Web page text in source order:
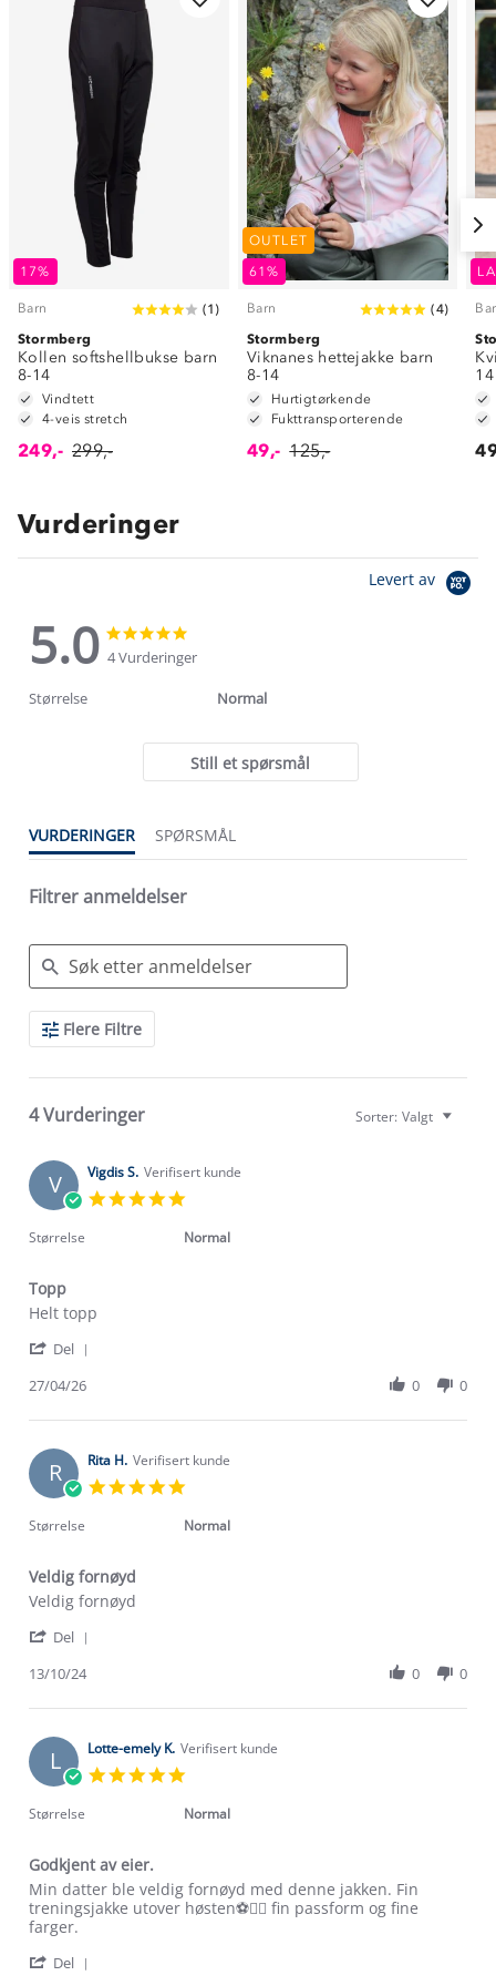
17%
Barn (1 )
Stormberg
Kollen softshellbukse barn
8-14
Vindtett
4-veis stretch
249,- 299,-
OUTLET
61%
Barn (4)
Stormberg
Viknanes hettejakke barn
8-14
Hurtigtørkende
Fukttransporterende
49,- 125,-
14
Vurderinger
Levert av
5.0
5.0
star
rating
star
4 Vurderinger
Størrelse Normal
Still et spørsmål
VURDERINGER SPØRSMÅL
Filtrer anmeldelser
Search
ReviewsFlere Filtre
4 Vurderinger Sorter: Valgt
V Vigdis S. Verifisert kunde
rating
Størrelse Normal
Topp
Review
Vigdis
on
Apr
review
Topp
Helt topp
Del
Vigdis
on
27
Apr
27/04/26 0 0
R Rita H. Verifisert kunde
rating
Størrelse Normal
Veldig fornøyd
Review
Rita
on
Oct
review
Veldig
Veldig fornøyd
Del
Rita
on
13
Oct
13/10/24 0 0
L Lotte-emely K. Verifisert kunde
rating
Størrelse Normal
Godkjent av eier.
Review
by
Lotte-
K.
review
stating
Godkjent
eier.
Min datter ble veldig fornøyd med denne jakken. Fin
treningsjakke utover høsten⚽️👍🏼 fin passform og fine
farger.
Del
Om Stormberg